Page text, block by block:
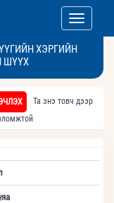
Toggle
ХЭРГИЙН
ШҮҮХ
Та энэ товч дээр